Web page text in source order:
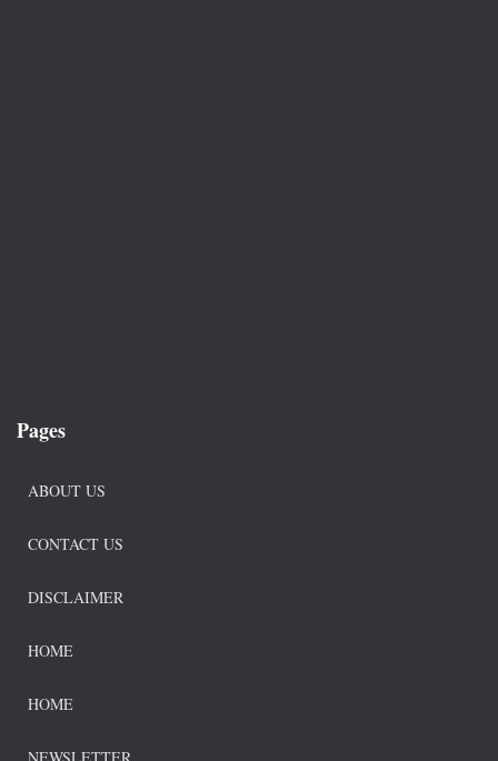
Pages
ABOUT US
CONTACT US
DISCLAIMER
HOME
HOME